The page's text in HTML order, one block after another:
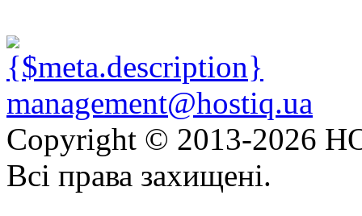
management@hostiq.ua
Copyright © 2013-2026
Всі права захищені.